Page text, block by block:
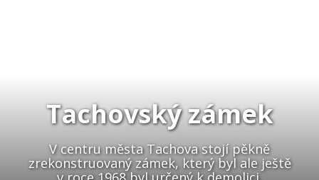
Tachovský zámek
V centru města Tachova stojí pěkně
zrekonstruovaný zámek, který byl ale ještě